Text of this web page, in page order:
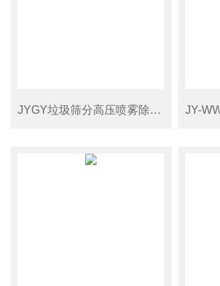
JYGY垃圾筛分高压喷雾除臭系统